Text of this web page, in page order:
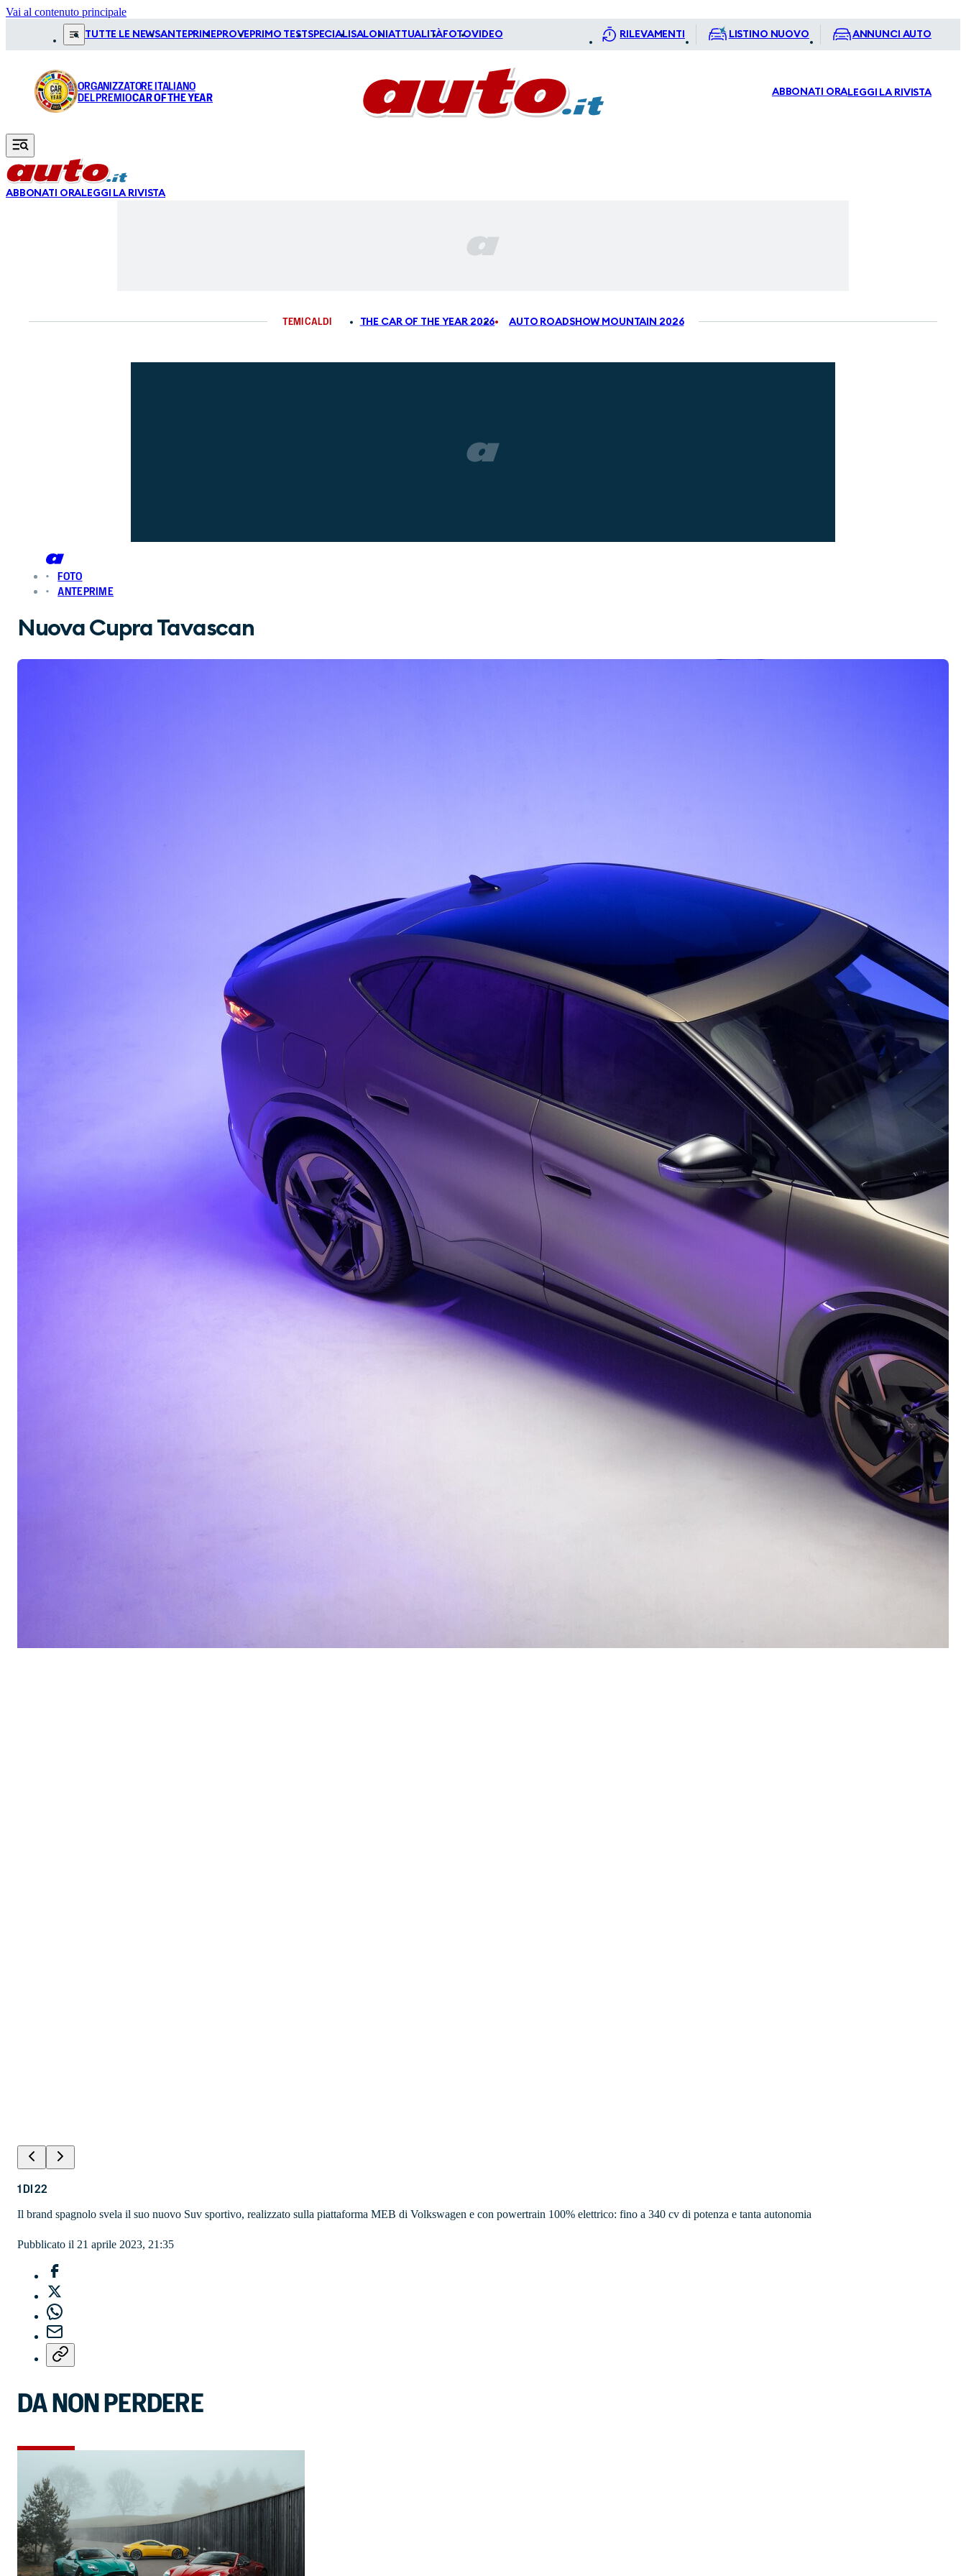
Vai al contenuto principale
TUTTE LE NEWSANTEPRIME PROVE PRIMO TESTSPECIALI SALONI ATTUALITÀFOTOVIDEO RILEVAMENTI LISTINO NUOVO ANNUNCI AUTO
ORGANIZZATORE ITALIANO
DEL PREMIOCAR OF THE YEAR ABBONATI ORALEGGI LA RIVISTA
ABBONATI ORALEGGI LA RIVISTA
TEMI CALDI THE CAR OF THE YEAR 2026 AUTO ROADSHOW MOUNTAIN 2026
FOTO
ANTEPRIME
Nuova Cupra Tavascan
1DI22
Il brand spagnolo svela il suo nuovo Suv sportivo, realizzato sulla piattaforma MEB di Volkswagen e con powertrain 100% elettrico: fino a 340 cv di potenza e tanta autonomia
Pubblicato il 21 aprile 2023, 21:35
DA NON PERDERE